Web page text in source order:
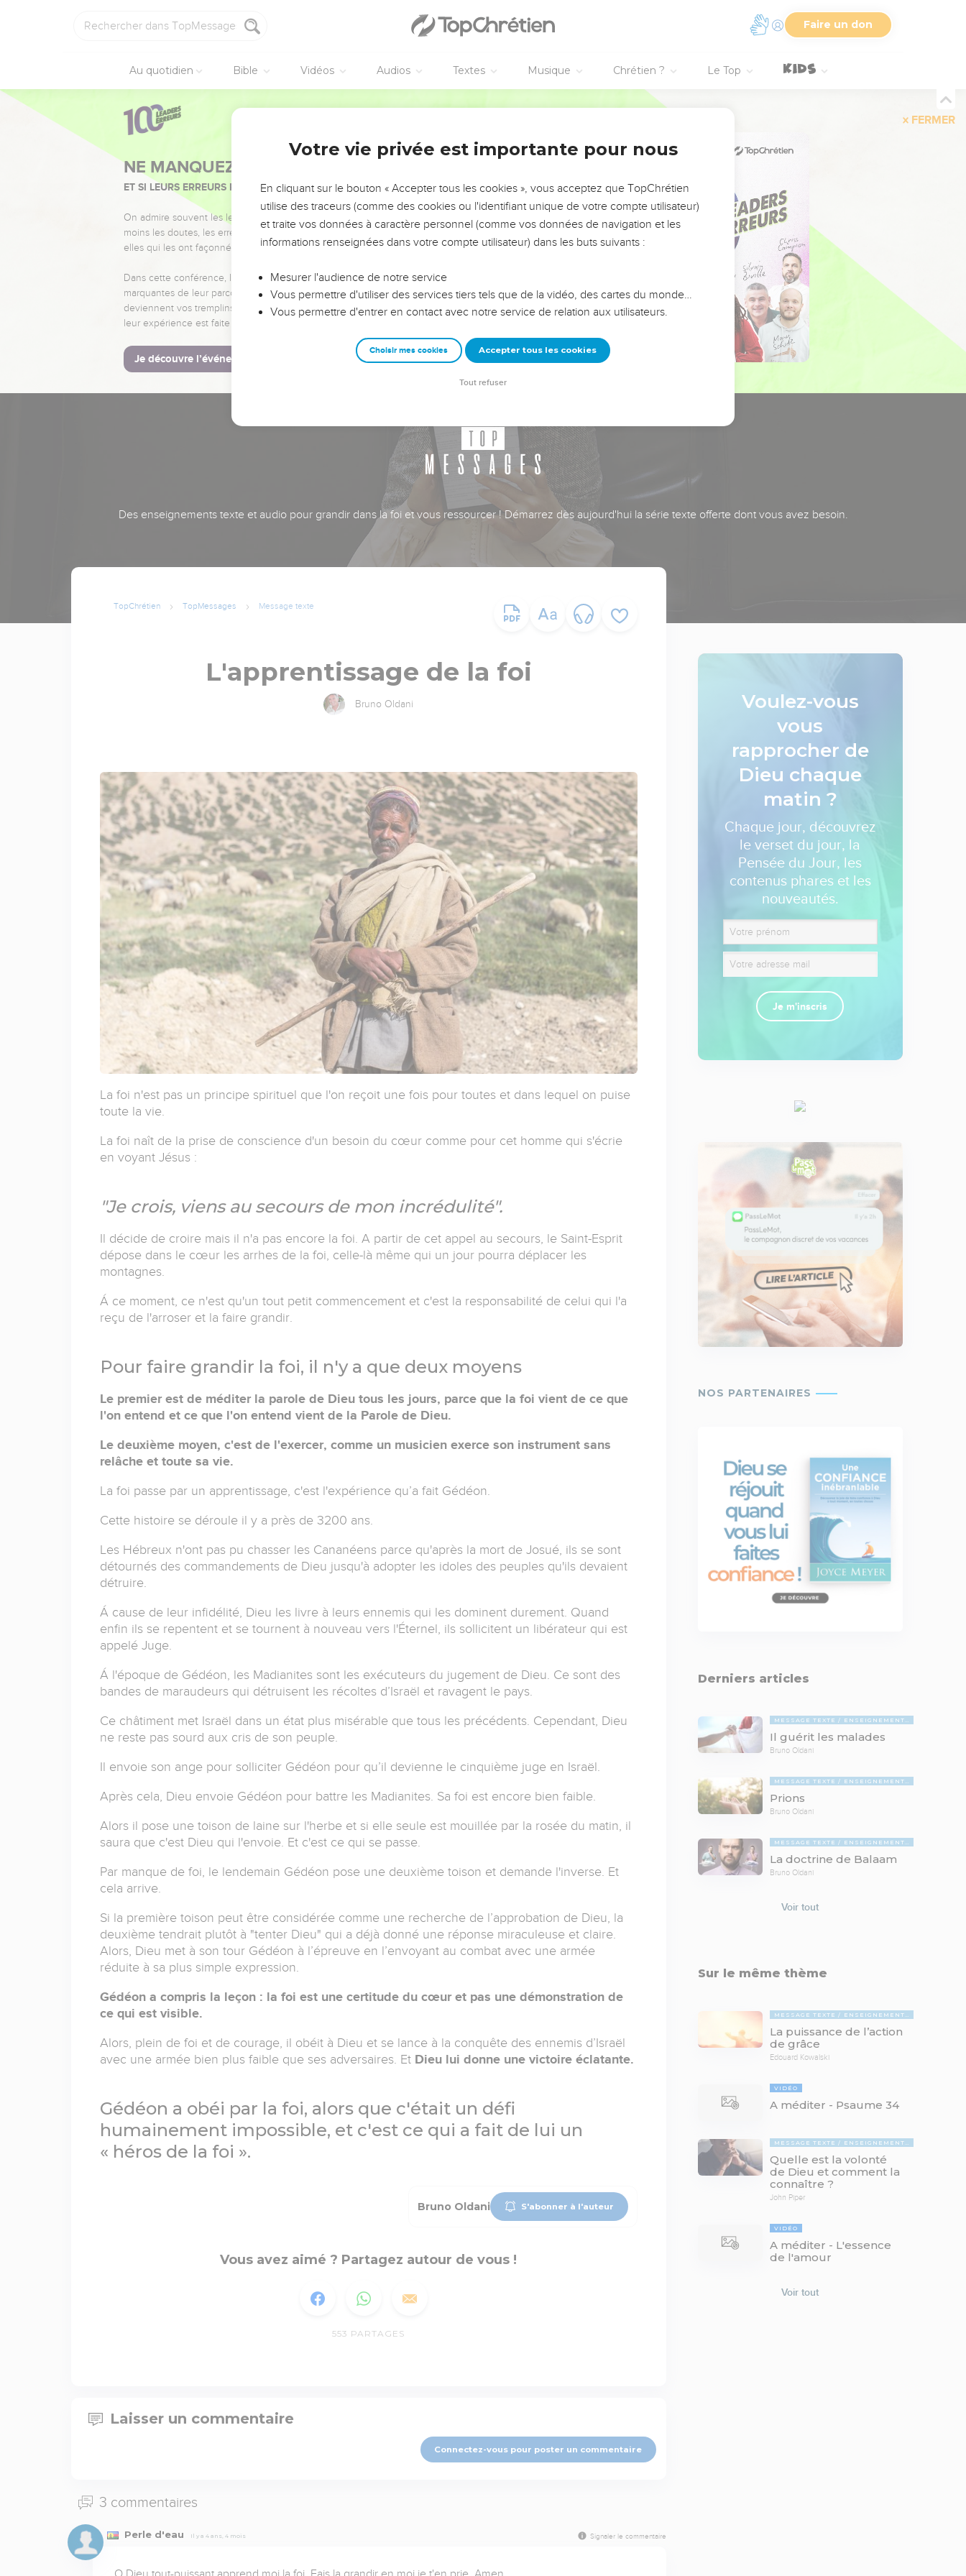
Faire un don
Au quotidien Bible Vidéos Audios Textes Musique Chrétien ? Le Top
FERMER
NE MANQUEZ PAS L’ÉVÉNEMENT DE L’ANNÉE !
ET SI LEURS ERREURS POUVAIENT VOUS ÉVITER LES VOTRES ?
On admire souvent les leaders pour leurs réussites, leur impact, leur foi ou leur vision. Mais on voit
moins les doutes, les erreurs et les saisons difficiles qu'ils ont traversés, alors même que ce sont
elles qui les ont façonnés.
Dans cette conférence, leaders, entrepreneurs, et responsables reviennent sur les erreurs
marquantes de leur parcours et les clés pour avancer avec plus de sagesse afin que leurs erreurs
deviennent vos tremplins. Que vous guidiez un ministère, une équipe, un groupe ou une famille,
leur expérience est faite pour vous.
Je découvre l’événement
Des enseignements texte et audio pour grandir dans la foi et vous ressourcer ! Démarrez dès aujourd'hui la série texte offerte dont vous avez besoin.
TopChrétien TopMessages Message texte
L'apprentissage de la foi
Bruno Oldani
La foi n'est pas un principe spirituel que l'on reçoit une fois pour toutes et dans lequel on puise
toute la vie.
La foi naît de la prise de conscience d'un besoin du cœur comme pour cet homme qui s'écrie
en voyant Jésus :
"Je crois, viens au secours de mon incrédulité".
Il décide de croire mais il n'a pas encore la foi. A partir de cet appel au secours, le Saint-Esprit
dépose dans le cœur les arrhes de la foi, celle-là même qui un jour pourra déplacer les
montagnes.
Á ce moment, ce n'est qu'un tout petit commencement et c'est la responsabilité de celui qui l'a
reçu de l'arroser et la faire grandir.
Pour faire grandir la foi, il n'y a que deux moyens
Le premier est de méditer la parole de Dieu tous les jours, parce que la foi vient de ce que
l'on entend et ce que l'on entend vient de la Parole de Dieu.
Le deuxième moyen, c'est de l'exercer, comme un musicien exerce son instrument sans
relâche et toute sa vie.
La foi passe par un apprentissage, c'est l'expérience qu’a fait Gédéon.
Cette histoire se déroule il y a près de 3200 ans.
Les Hébreux n'ont pas pu chasser les Cananéens parce qu'après la mort de Josué, ils se sont
détournés des commandements de Dieu jusqu'à adopter les idoles des peuples qu'ils devaient
détruire.
Á cause de leur infidélité, Dieu les livre à leurs ennemis qui les dominent durement. Quand
enfin ils se repentent et se tournent à nouveau vers l'Éternel, ils sollicitent un libérateur qui est
appelé Juge.
Á l'époque de Gédéon, les Madianites sont les exécuteurs du jugement de Dieu. Ce sont des
bandes de maraudeurs qui détruisent les récoltes d’Israël et ravagent le pays.
Ce châtiment met Israël dans un état plus misérable que tous les précédents. Cependant, Dieu
ne reste pas sourd aux cris de son peuple.
Il envoie son ange pour solliciter Gédéon pour qu’il devienne le cinquième juge en Israël.
Après cela, Dieu envoie Gédéon pour battre les Madianites. Sa foi est encore bien faible.
Alors il pose une toison de laine sur l'herbe et si elle seule est mouillée par la rosée du matin, il
saura que c'est Dieu qui l'envoie. Et c'est ce qui se passe.
Par manque de foi, le lendemain Gédéon pose une deuxième toison et demande l'inverse. Et
cela arrive.
Si la première toison peut être considérée comme une recherche de l’approbation de Dieu, la
deuxième tendrait plutôt à "tenter Dieu" qui a déjà donné une réponse miraculeuse et claire.
Alors, Dieu met à son tour Gédéon à l’épreuve en l’envoyant au combat avec une armée
réduite à sa plus simple expression.
Gédéon a compris la leçon : la foi est une certitude du cœur et pas une démonstration de
ce qui est visible.
Alors, plein de foi et de courage, il obéit à Dieu et se lance à la conquête des ennemis d’Israël
avec une armée bien plus faible que ses adversaires. Et Dieu lui donne une victoire éclatante.
Gédéon a obéi par la foi, alors que c'était un défi
humainement impossible, et c'est ce qui a fait de lui un
« héros de la foi ».
Bruno Oldani S'abonner à l'auteur
Vous avez aimé ? Partagez autour de vous !
553 PARTAGES
Laisser un commentaire
Connectez-vous pour poster un commentaire
3 commentaires
Perle d'eau Il y a 4 ans, 4 mois Signaler le commentaire
Voulez-vous
vous
rapprocher de
Dieu chaque
matin ?
Chaque jour, découvrez
le verset du jour, la
Pensée du Jour, les
contenus phares et les
nouveautés.
Je m'inscris
Derniers articles
MESSAGE TEXTE ENSEIGNEMENTS BIBLIQUES
Il guérit les malades
Bruno Oldani
MESSAGE TEXTE ENSEIGNEMENTS BIBLIQUES
Prions
Bruno Oldani
MESSAGE TEXTE ENSEIGNEMENTS BIBLIQUES
La doctrine de Balaam
Bruno Oldani
Voir tout
Sur le même thème
MESSAGE TEXTE ENSEIGNEMENTS BIBLIQUES
La puissance de l’action
de grâce
Edouard Kowalski
VIDÉO
A méditer - Psaume 34
MESSAGE TEXTE ENSEIGNEMENTS BIBLIQUES
Quelle est la volonté
de Dieu et comment la
connaître ?
John Piper
VIDÉO
A méditer - L'essence
de l'amour
Voir tout
Votre vie privée est importante pour nous
En cliquant sur le bouton « Accepter tous les cookies », vous acceptez que TopChrétien
utilise des traceurs (comme des cookies ou l'identifiant unique de votre compte utilisateur)
et traite vos données à caractère personnel (comme vos données de navigation et les
informations renseignées dans votre compte utilisateur) dans les buts suivants :
Mesurer l'audience de notre service
Vous permettre d'utiliser des services tiers tels que de la vidéo, des cartes du monde…
Vous permettre d'entrer en contact avec notre service de relation aux utilisateurs.
Choisir mes cookies Accepter tous les cookies
Tout refuser